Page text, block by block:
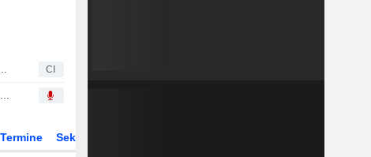
für den Monat August 2026 an, zahlbar am 15. September 2026 CI
Primaris Real Estate Investment Trust, Q2 2026 Earnings Call, Jul 30, 2026
Termine Sektor